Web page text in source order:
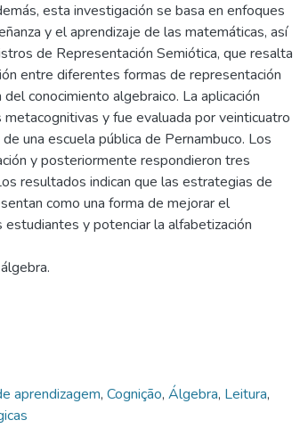
esta investigación se basa en enfoques
y el aprendizaje de las matemáticas, así
de Representación Semiótica, que resalta
entre diferentes formas de representación
conocimiento algebraico. La aplicación
y fue evaluada por veinticuatro
una escuela pública de Pernambuco. Los
y posteriormente respondieron tres
resultados indican que las estrategias de
como una forma de mejorar el
y potenciar la alfabetización
aprendizagem, Cognição, Álgebra, Leitura,